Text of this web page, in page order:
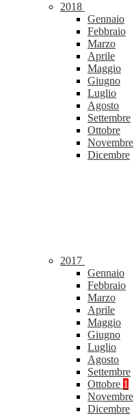
2018
Gennaio
Febbraio
Marzo
Aprile
Maggio
Giugno
Luglio
Agosto
Settembre
Ottobre
Novembre
Dicembre
2017
Gennaio
Febbraio
Marzo
Aprile
Maggio
Giugno
Luglio
Agosto
Settembre
Ottobre 1
Novembre
Dicembre